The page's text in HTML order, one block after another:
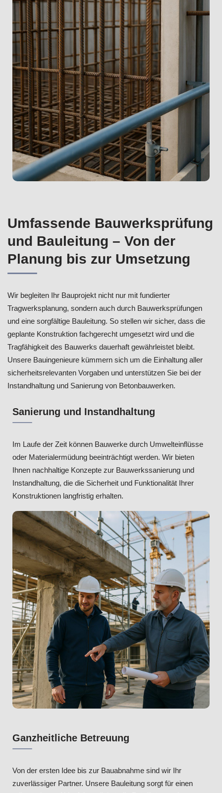
Umfassende Bauwerksprüfung
und Bauleitung – Von der
Planung bis zur Umsetzung
Wir begleiten Ihr Bauprojekt nicht nur mit fundierter
Tragwerksplanung, sondern auch durch Bauwerksprüfungen
und eine sorgfältige Bauleitung. So stellen wir sicher, dass die
geplante Konstruktion fachgerecht umgesetzt wird und die
Tragfähigkeit des Bauwerks dauerhaft gewährleistet bleibt.
Unsere Bauingenieure kümmern sich um die Einhaltung aller
sicherheitsrelevanten Vorgaben und unterstützen Sie bei der
Instandhaltung und Sanierung von Betonbauwerken.
Sanierung und Instandhaltung
Im Laufe der Zeit können Bauwerke durch Umwelteinflüsse
oder Materialermüdung beeinträchtigt werden. Wir bieten
Ihnen nachhaltige Konzepte zur Bauwerkssanierung und
Instandhaltung, die die Sicherheit und Funktionalität Ihrer
Konstruktionen langfristig erhalten.
Ganzheitliche Betreuung
Von der ersten Idee bis zur Bauabnahme sind wir Ihr
zuverlässiger Partner. Unsere Bauleitung sorgt für einen